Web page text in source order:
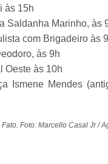
às 15h
Saldanha Marinho, às
com Brigadeiro às
às 9h
Oeste às 10h
Ismene Mendes
Foto: Marcello Casal Jr /